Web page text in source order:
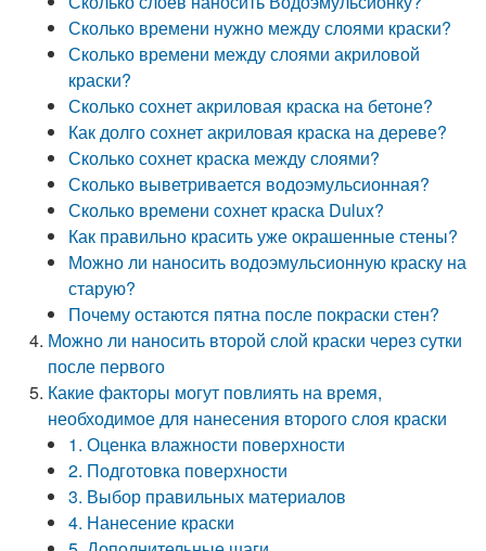
Сколько времени нужно между слоями краски?
Сколько времени между слоями акриловой
краски?
Сколько сохнет акриловая краска на бетоне?
Как долго сохнет акриловая краска на дереве?
Сколько сохнет краска между слоями?
Сколько выветривается водоэмульсионная?
Сколько времени сохнет краска Dulux?
Как правильно красить уже окрашенные стены?
Можно ли наносить водоэмульсионную краску на
старую?
Почему остаются пятна после покраски стен?
Можно ли наносить второй слой краски через сутки
после первого
Какие факторы могут повлиять на время,
необходимое для нанесения второго слоя краски
1. Оценка влажности поверхности
2. Подготовка поверхности
3. Выбор правильных материалов
4. Нанесение краски